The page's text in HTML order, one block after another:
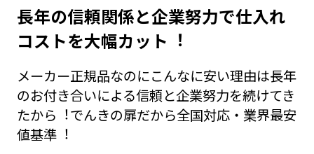
⻑年の信頼関係と企業努⼒で仕⼊れ
コストを⼤幅カット︕
メーカー正規品なのにこんなに安い理由は⻑年
のお付き合いによる信頼と企業努⼒を続けてき
たから︕でんきの扉だから全国対応・業界最安
値基準︕